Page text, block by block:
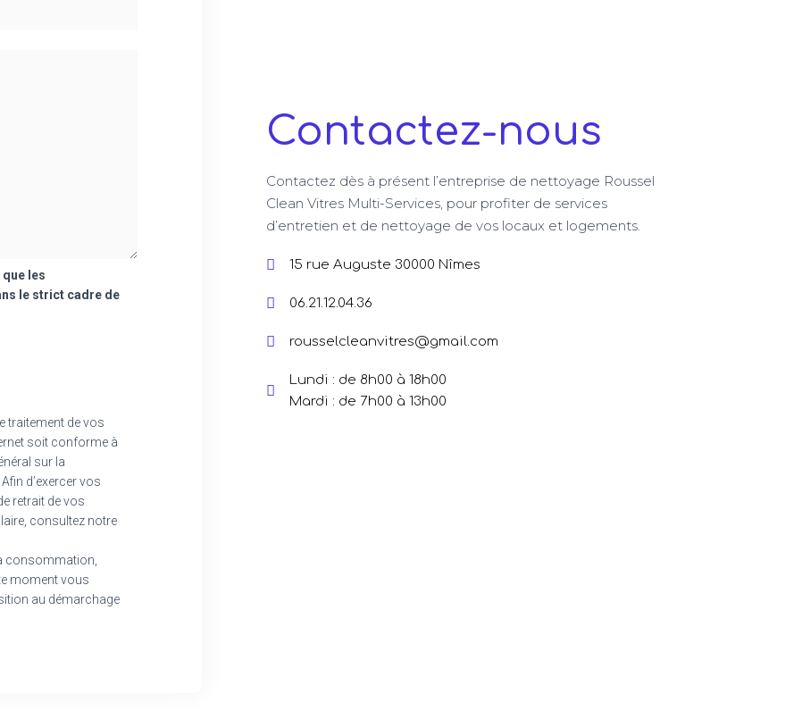
les
le strict cadre de
traitement de vos
soit conforme à
sur la
d’exercer vos
retrait de vos
consultez notre
consommation,
moment vous
au démarchage
Contactez-nous
Contactez dès à présent l’entreprise de nettoyage Roussel
Clean Vitres Multi-Services, pour profiter de services
d’entretien et de nettoyage de vos locaux et logements.
15 rue Auguste 30000 Nîmes
06.21.12.04.36
rousselcleanvitres@gmail.com
Lundi : de 8h00 à 18h00
Mardi : de 7h00 à 13h00